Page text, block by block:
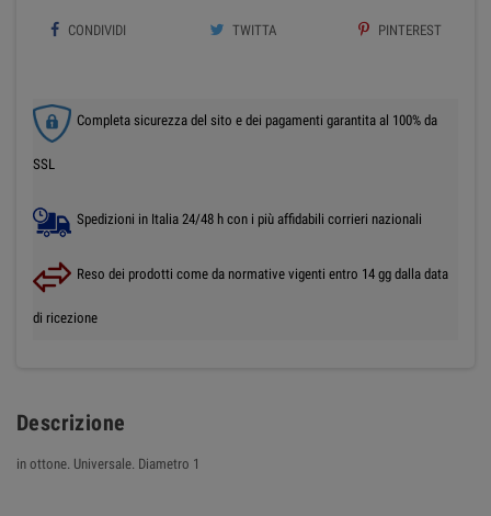
CONDIVIDI TWITTA PINTEREST
Completa sicurezza del sito e dei pagamenti garantita al 100% da
SSL
Spedizioni in Italia 24/48 h con i più affidabili corrieri nazionali
Reso dei prodotti come da normative vigenti entro 14 gg dalla data
di ricezione
Descrizione
in ottone. Universale. Diametro 1